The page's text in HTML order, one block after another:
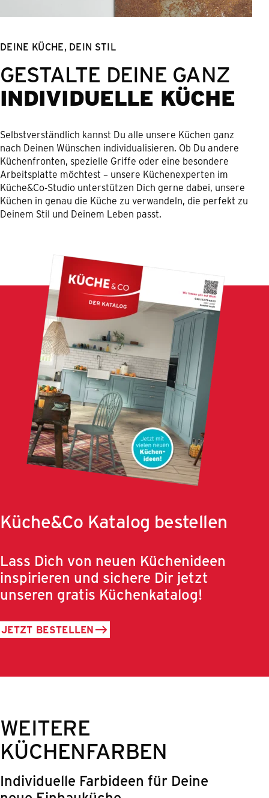
DEINE KÜCHE, DEIN STIL
GESTALTE DEINE GANZ
INDIVIDUELLE KÜCHE
Selbstverständlich kannst Du alle unsere Küchen ganz
nach Deinen Wünschen individualisieren. Ob Du andere
Küchenfronten, spezielle Griffe oder eine besondere
Arbeitsplatte möchtest – unsere Küchenexperten im
Küche&Co-Studio unterstützen Dich gerne dabei, unsere
Küchen in genau die Küche zu verwandeln, die perfekt zu
Deinem Stil und Deinem Leben passt.
Küche&Co Katalog bestellen
Lass Dich von neuen Küchenideen
inspirieren und sichere Dir jetzt
unseren gratis Küchenkatalog!
JETZT BESTELLEN
WEITERE
KÜCHENFARBEN
Individuelle Farbideen für Deine